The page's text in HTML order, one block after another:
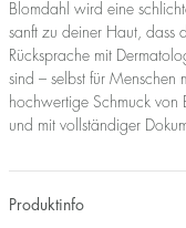
Blomdahl wird eine
sanft zu deiner Haut, dass
Rücksprache mit
sind – selbst für
hochwertige Schmuck von
und mit vollständiger
Produktinfo